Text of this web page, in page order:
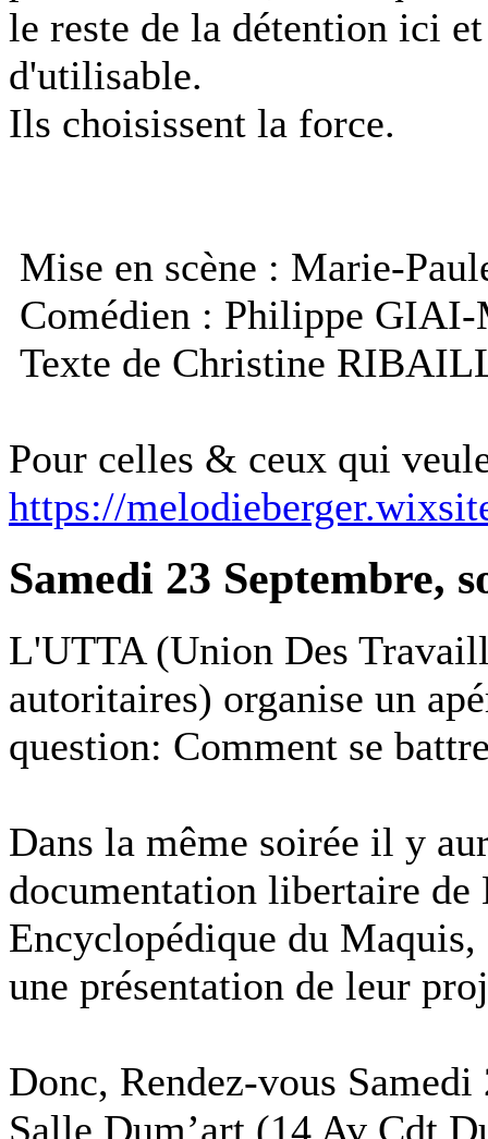
le reste de la détention ici
d'utilisable.
Ils choisissent la force.
Mise en scène : Marie-
Comédien : Philippe
Texte de Christine
Pour celles & ceux qui
https://
Samedi 23 Septembre,
L'UTTA (Union Des
autoritaires) organise un
question: Comment se
Dans la même soirée il y
documentation libertaire
Encyclopédique du
une présentation de leur
Donc, Rendez-vous
Salle Dum’art (14 Av Cdt